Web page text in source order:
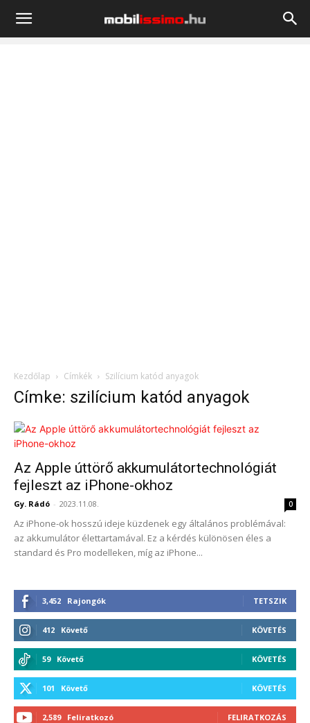
Mobilissimo.hu
Kezdőlap Címkék Szilícium katód anyagok
Címke: szilícium katód anyagok
Az Apple úttörő akkumulátortechnológiát
fejleszt az iPhone-okhoz
Gy. Rádó - 2023.11.08. 0
Az iPhone-ok hosszú ideje küzdenek egy általános problémával:
az akkumulátor élettartamával. Ez a kérdés különösen éles a
standard és Pro modelleken, míg az iPhone...
3,452 Rajongók TETSZIK
412 Követő KÖVETÉS
59 Követő KÖVETÉS
101 Követő KÖVETÉS
2,589 Feliratkozó FELIRATKOZÁS